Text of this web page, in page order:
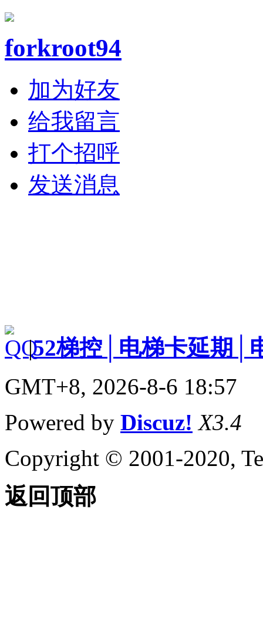
forkroot94
加为好友
给我留言
打个招呼
发送消息
|52梯控│电梯卡延期│
GMT+8, 2026-8-6 18:57
Powered by Discuz! X3.4
Copyright © 2001-2020,
返回顶部